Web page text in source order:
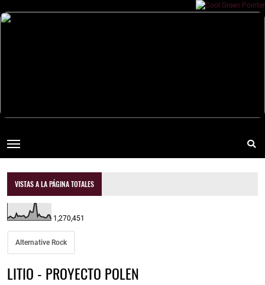
VISTAS A LA PÁGINA TOTALES
1,270,451
Alternative Rock
LITIO - PROYECTO POLEN